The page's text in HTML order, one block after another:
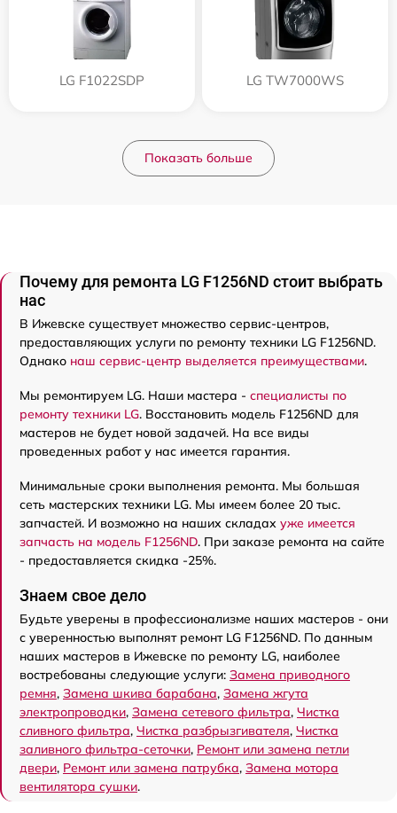
LG F1022SDP LG TW7000WS
Показать больше
Почему для ремонта LG F1256ND стоит выбрать
нас
В Ижевске существует множество сервис-центров,
предоставляющих услуги по ремонту техники LG F1256ND.
Однако наш сервис-центр выделяется преимуществами.
Мы ремонтируем LG. Наши мастера - специалисты по
ремонту техники LG. Восстановить модель F1256ND для
мастеров не будет новой задачей. На все виды
проведенных работ у нас имеется гарантия.
Минимальные сроки выполнения ремонта. Мы большая
сеть мастерских техники LG. Мы имеем более 20 тыс.
запчастей. И возможно на наших складах уже имеется
запчасть на модель F1256ND. При заказе ремонта на сайте
- предоставляется скидка -25%.
Знаем свое дело
Будьте уверены в профессионализме наших мастеров - они
с уверенностью выполнят ремонт LG F1256ND. По данным
наших мастеров в Ижевске по ремонту LG, наиболее
востребованы следующие услуги: Замена приводного
ремня, Замена шкива барабана, Замена жгута
электропроводки, Замена сетевого фильтра, Чистка
сливного фильтра, Чистка разбрызгивателя, Чистка
заливного фильтра-сеточки, Ремонт или замена петли
двери, Ремонт или замена патрубка, Замена мотора
вентилятора сушки.